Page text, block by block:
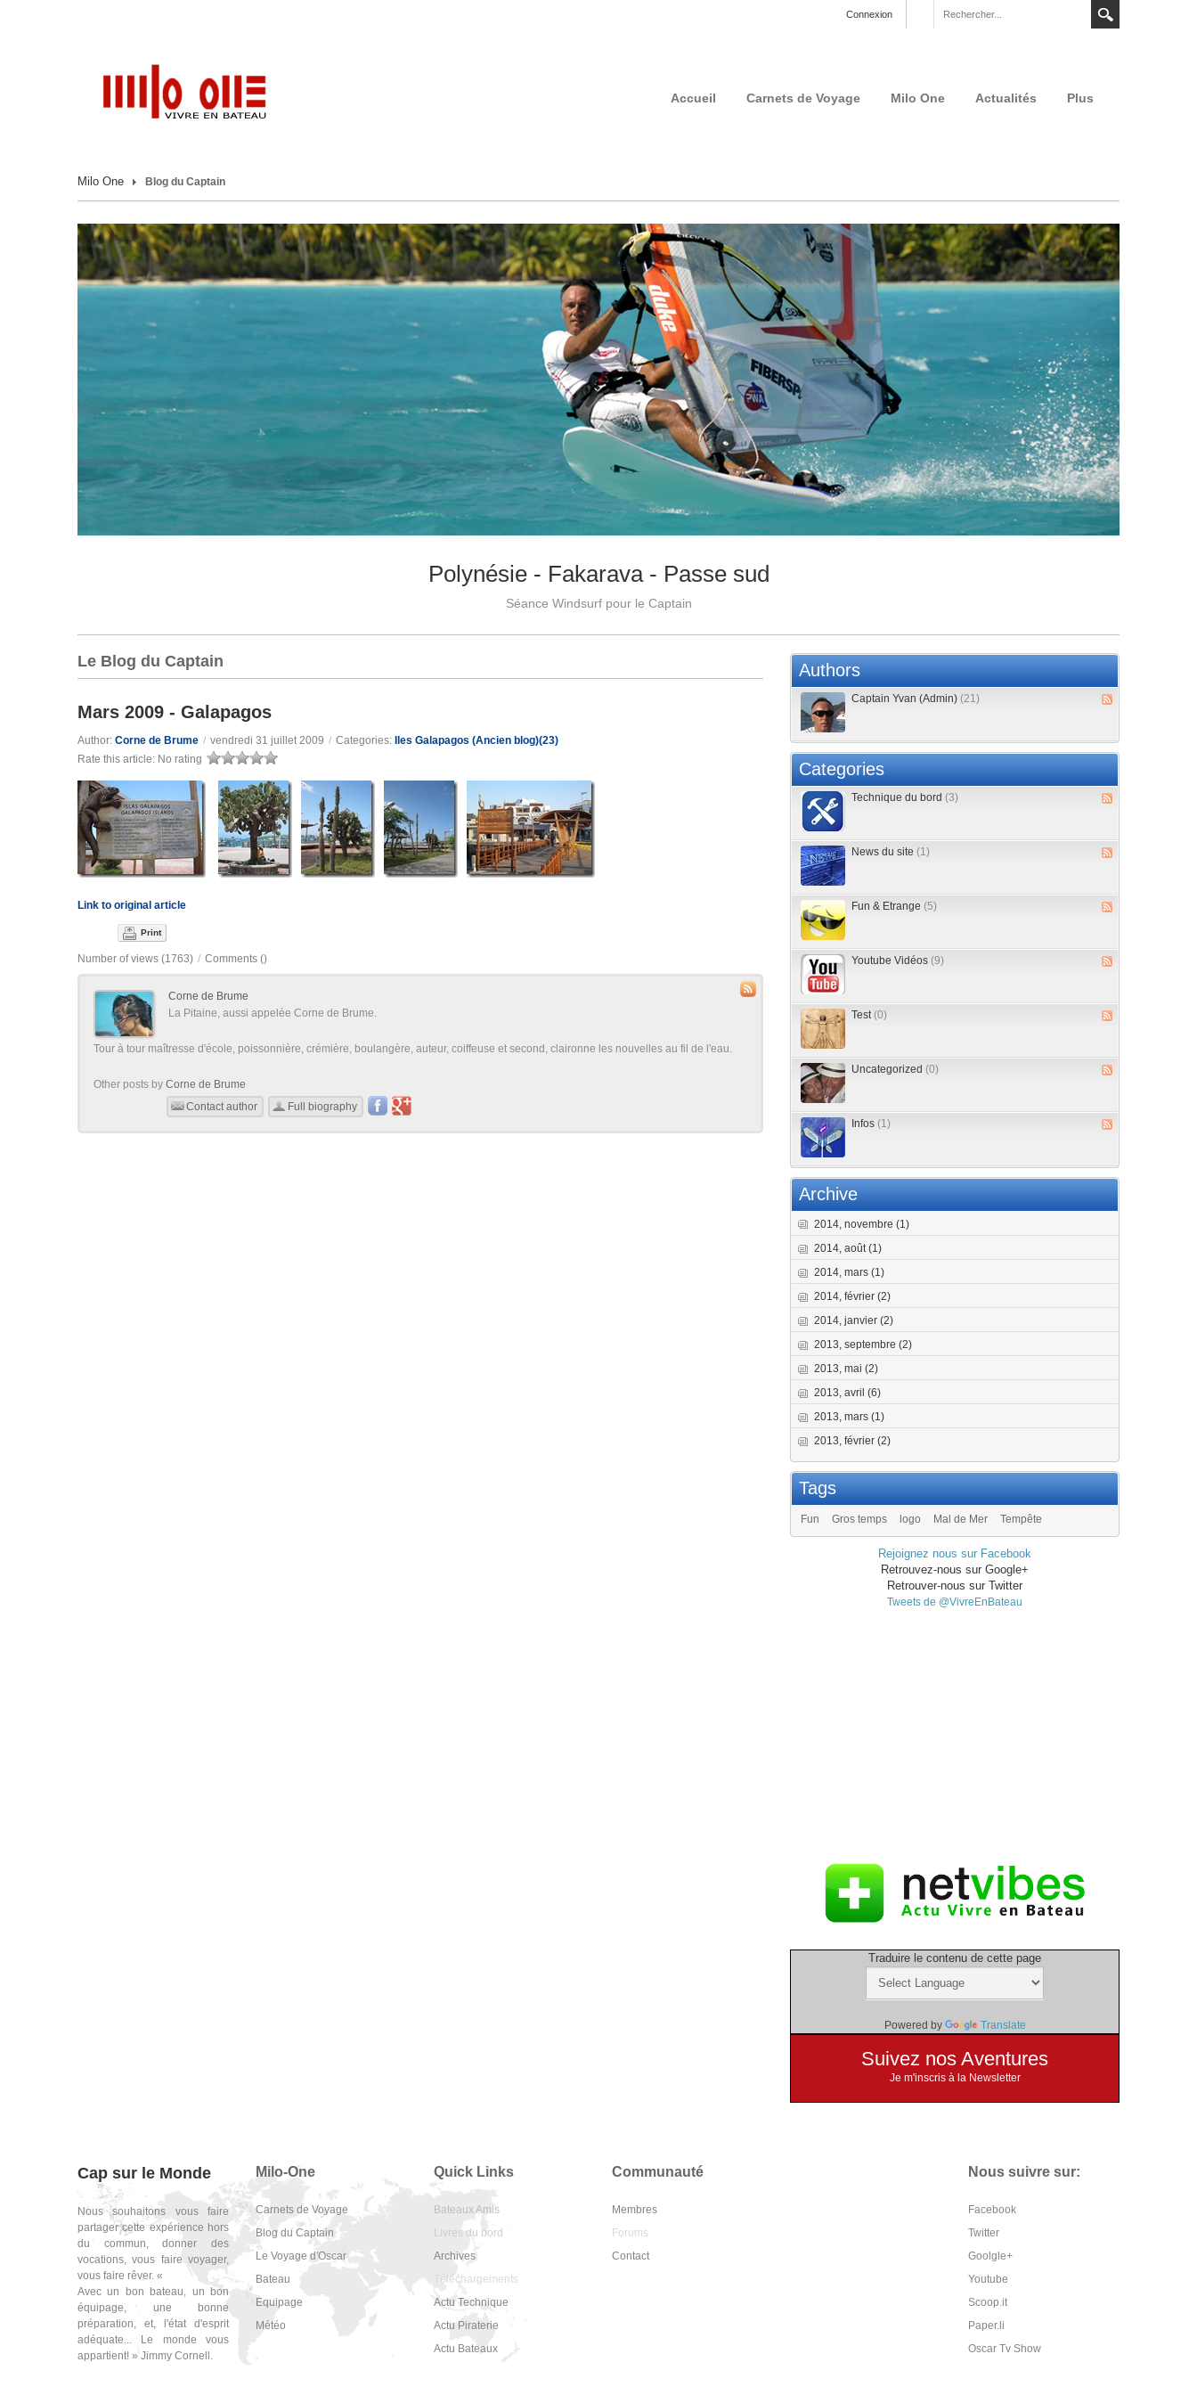
Connexion
Accueil Carnets de Voyage Milo One Actualités Plus
Milo One Blog du Captain
Polynésie - Fakarava - Passe sud
Séance Windsurf pour le Captain
Le Blog du Captain
Mars 2009 - Galapagos
Author: Corne de Brume / vendredi 31 juillet 2009 / Categories:
Iles Galapagos (Ancien blog)(23)
Rate this article: No rating
Link to original article
Print
Number of views (1763) / Comments ()
Corne de Brume
La Pitaine, aussi appelée Corne de Brume.
Tour à tour maîtresse d'école, poissonnière, crémière, boulangère, auteur, coiffeuse et second, claironne les nouvelles au fil de l'eau.
Other posts by Corne de Brume
Contact author
Full biography
Authors
Captain Yvan (Admin) (21)
Categories
Technique du bord (3)
News du site (1)
Fun & Etrange (5)
Youtube Vidéos (9)
Test (0)
Uncategorized (0)
Infos (1)
Archive
2014, novembre (1)
2014, août(1)
2014, mars (1)
2014, février (2)
2014, janvier (2)
2013, septembre (2)
2013, mai (2)
2013, avril (6)
2013, mars (1)
2013, février (2)
Tags
Fun Gros temps logo Mal de Mer Tempête
Rejoignez nous sur Facebook
Retrouvez-nous sur Google+
Retrouver-nous sur Twitter
Tweets de @VivreEnBateau
Traduire le contenu de cette page
Powered by Translate
Suivez nos Aventures
Je m'inscris à la Newsletter
Cap sur le Monde
Nous souhaitons vous faire
partager cette expérience hors
du commun, donner des
vocations, vous faire voyager,
vous faire rêver. «
Avec un bon bateau, un bon
équipage, une bonne
préparation, et, l'état d'esprit
adéquate... Le monde vous
appartient! » Jimmy Cornell.
Milo-One
Carnets de Voyage
Blog du Captain
Le Voyage d'Oscar
Bateau
Equipage
Météo
Quick Links
Bateaux Amis
Livres du bord
Archives
Téléchargements
Actu Technique
Actu Piraterie
Actu Bateaux
Communauté
Membres
Forums
Contact
Nous suivre sur:
Facebook
Twitter
Goolgle+
Youtube
Scoop.it
Paper.li
Oscar Tv Show